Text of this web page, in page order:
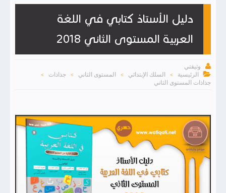
دليل الأستاذ كتابي في اللغة
العربية المستوى الثاني 2018

وثيقتي

الرئيسية > السلك الإبتدائي > المستوى الثاني > جذاذات >
جذاذات المستوى الثاني